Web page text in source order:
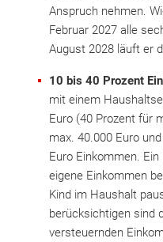
Anspruch nehmen.
Februar 2027 alle
August 2028 läuft er
10 bis 40 Prozent
mit einem
Euro (40 Prozent für
max. 40.000 Euro
Euro Einkommen.
eigene Einkommen
Kind im Haushalt
berücksichtigen sind
versteuernden